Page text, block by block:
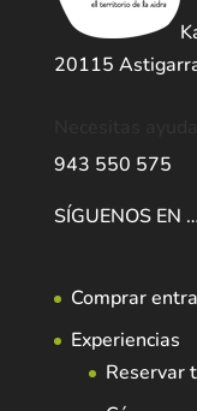
20115
943 550 575
SÍGUENOS EN
Comprar
Experiencias
Reservar